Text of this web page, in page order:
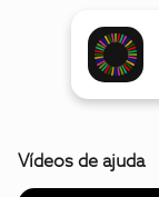
Vídeos de ajuda